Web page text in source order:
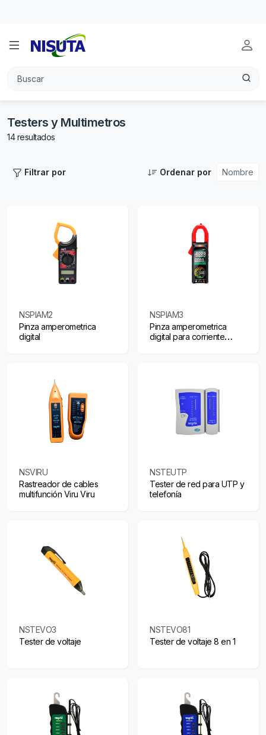
Testers y Multimetros
14 resultados
Filtrar por Ordenar por
NSPIAM2
Pinza amperometrica
digital
NSPIAM3
Pinza amperometrica
digital para corriente
NSVIRU
Rastreador de cables
multifunción Viru Viru
NSTEUTP
Tester de red para UTP y
telefonía
NSTEVO3
Tester de voltaje
NSTEVO81
Tester de voltaje 8 en 1